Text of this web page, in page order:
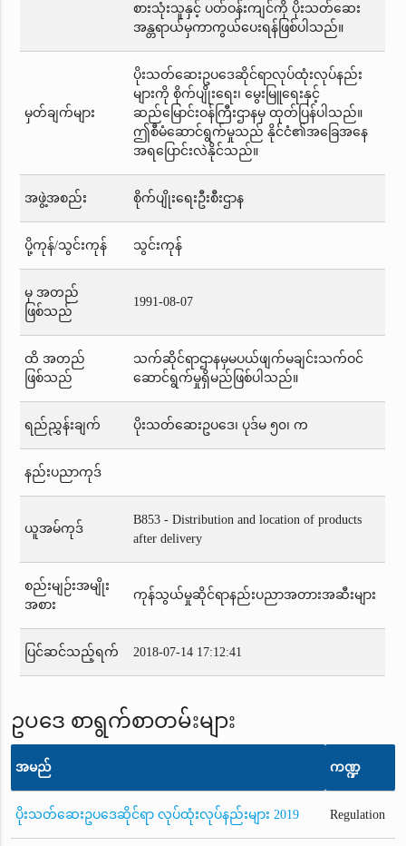
စားသုံးသူနှင့် ပတ်ဝန်းကျင်ကို ပိုးသတ်ဆေး
အန္တရာယ်မှကာကွယ်ပေးရန်ဖြစ်ပါသည်။
မှတ်ချက်များ
ပိုးသတ်ဆေးဥပဒေဆိုင်ရာလုပ်ထုံးလုပ်နည်း
များကို စိုက်ပျိုးရေး၊ မွေးမြူရေးနှင့်
ဆည်မြောင်းဝန်ကြီးဌာနမှ ထုတ်ပြန်ပါသည်။
ဤစီမံဆောင်ရွက်မှုသည် နိုင်ငံ၏အခြေအနေ
အရပြောင်းလဲနိုင်သည်။
အဖွဲ့အစည်း စိုက်ပျိုးရေးဦးစီးဌာန
ပို့ကုန်/သွင်းကုန် သွင်းကုန်
မှ အတည်
ဖြစ်သည်
1991-08-07
ထိ အတည်
ဖြစ်သည်
သက်ဆိုင်ရာဌာနမှမပယ်ဖျက်မချင်းသက်ဝင်
ဆောင်ရွက်မှုရှိမည်ဖြစ်ပါသည်။
ရည်ညွှန်းချက် ပိုးသတ်ဆေးဥပဒေ၊ ပုဒ်မ ၅၀၊ က
နည်းပညာကုဒ်
ယူအမ်ကုဒ်
B853 - Distribution and location of products
after delivery
စည်းမျဉ်းအမျိုး
အစား
ကုန်သွယ်မှုဆိုင်ရာနည်းပညာအတားအဆီးများ
ပြင်ဆင်သည့်ရက် 2018-07-14 17:12:41
ဥပဒေ စာရွက်စာတမ်းများ
အမည် ကဏ္ဍ
ပိုးသတ်ဆေးဥပဒေဆိုင်ရာ လုပ်ထုံးလုပ်နည်းများ 2019 Regulation